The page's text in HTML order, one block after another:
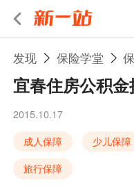
发现 保险学堂
宜春住房公积
2015.10.17
成人保障
少儿保障
旅行保障